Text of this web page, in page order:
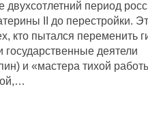
период
II до перестройки.
кто пытался переменить
государственные деятели
и «мастера тихой